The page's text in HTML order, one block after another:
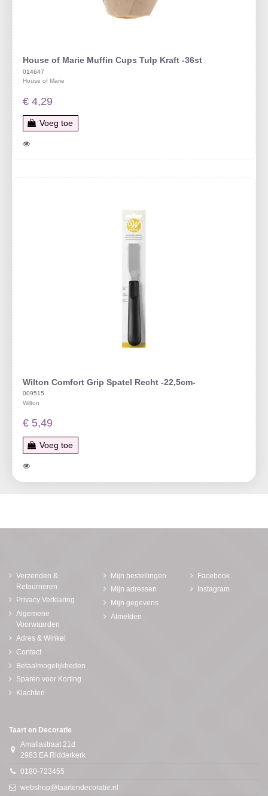
House of Marie Muffin Cups Tulp Kraft -36st
014647
House of Marie
€ 4,29
Voeg toe
Wilton Comfort Grip Spatel Recht -22,5cm-
009515
Wilton
€ 5,49
Voeg toe
Verzenden &
Retourneren
Privacy Verklaring
Algemene
Voorwaarden
Adres & Winkel
Contact
Betaalmogelijkheden
Sparen voor Korting
Klachten
Mijn bestellingen
Mijn adressen
Mijn gegevens
Afmelden
Facebook
Instagram
Taart en Decoratie
Amaliastraat 21d
2983 EA Ridderkerk
0180-723455
webshop@taartendecoratie.nl